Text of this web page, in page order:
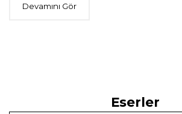
Devamını Gör
Eserler